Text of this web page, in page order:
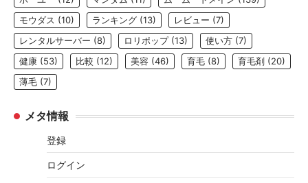
モウダス (10) ランキング (13) レビュー (7)
レンタルサーバー (8) ロリポップ(13) 使い方 (7)
健康 (53) 比較 (12) 美容 (46) 育毛 (8) 育毛剤 (20)
薄毛 (7)
メタ情報
登録
ログイン